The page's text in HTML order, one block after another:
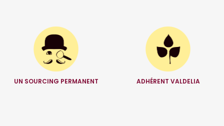
UN SOURCING PERMANENT ADHÉRENT VALDELIA